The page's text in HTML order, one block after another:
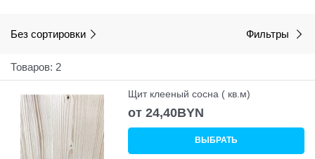
Без сортировки Фильтры
Товаров: 2
Щит клееный сосна ( кв.м)
от24,40BYN
ВЫБРАТЬ